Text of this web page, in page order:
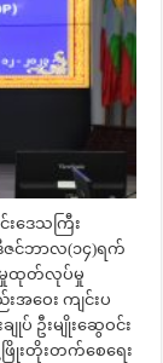
းဒေသကြီး
ဇင်ဘာလ(၁၄)ရက်
းမှုထုတ်လုပ်မှု
ဝေး ကျင်းပ
ဦးမျိုးဆွေဝင်း
းတိုးတက်စေရေး